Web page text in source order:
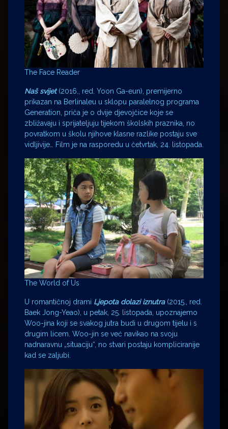
The Face Reader
Naš svijet(2016., red. Yoon Ga-eun), premijerno
prikazan na Berlinaleu u sklopu paralelnog programa
Generation, priča je o dvije djevojčice koje se
zbližavaju i sprijateljuju tijekom školskih praznika, no
povratkom u školu njihove klasne razlike postaju sve
vidljivije… Film je na rasporedu u četvrtak, 24. listopada.
The World of Us
U romantičnoj drami Ljepota dolazi iznutra (2015., red.
Baek Jong-Yeao), u petak, 25. listopada, upoznajemo
Woo-jina koji se svakog jutra budi u drugom tijelu i s
drugim licem. Woo-jin se već navikao na svoju
nadnaravnu „situaciju“, no stvari postaju kompliciranije
kad se zaljubi.